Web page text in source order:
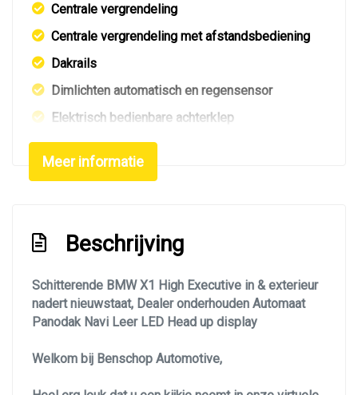
Centrale vergrendeling
Centrale vergrendeling met afstandsbediening
Dakrails
Dimlichten automatisch en regensensor
Elektrisch bedienbare achterklep
Elektrisch glazen panorama-dak
Getint glas
Led achterlichten
Led dagrijverlichting
Led koplampen
Lichtmetalen velgen 17"
Mistlampen voor
Meer informatie
Beschrijving
Schitterende BMW X1 High Executive in & exterieur
nadert nieuwstaat, Dealer onderhouden Automaat
Panodak Navi Leer LED Head up display
Welkom bij Benschop Automotive,